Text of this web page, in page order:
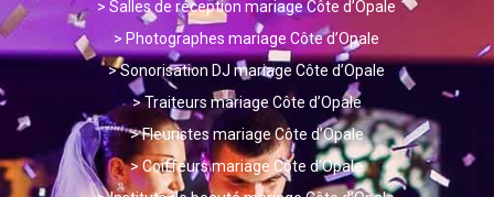
>Salles de réception mariage Côte d’Opale
> Photographes mariage Côte d’Opale
>Sonorisation DJ mariage Côte d’Opale
>Traiteurs mariage Côte d’Opale
>Fleuristes mariage Côte d’Opale
>Coiffeurs mariage Côte d’Opale